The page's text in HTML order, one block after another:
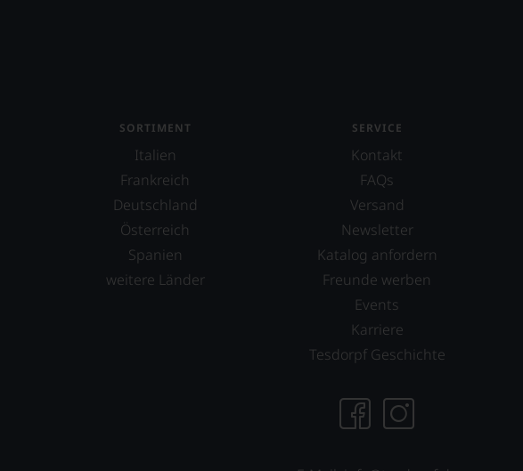
SORTIMENT
Italien
Frankreich
Deutschland
Österreich
Spanien
weitere Länder
SERVICE
Kontakt
FAQs
Versand
Newsletter
Katalog anfordern
Freunde werben
Events
Karriere
Tesdorpf Geschichte